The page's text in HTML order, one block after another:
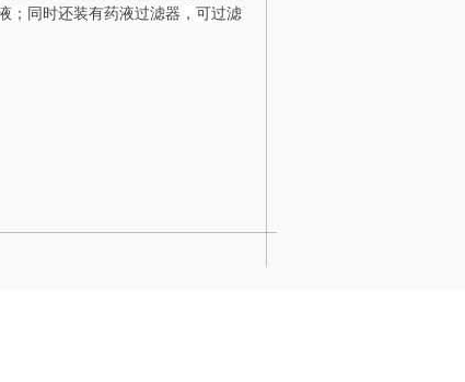
；同时还装有药液过滤器，可过滤